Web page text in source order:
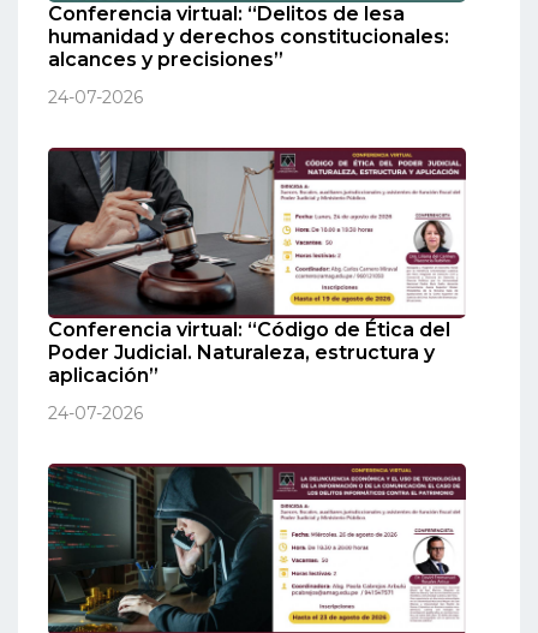
Conferencia virtual: “Delitos de lesa
humanidad y derechos constitucionales:
alcances y precisiones”
24-07-2026
Conferencia virtual: “Código de Ética del
Poder Judicial. Naturaleza, estructura y
aplicación”
24-07-2026